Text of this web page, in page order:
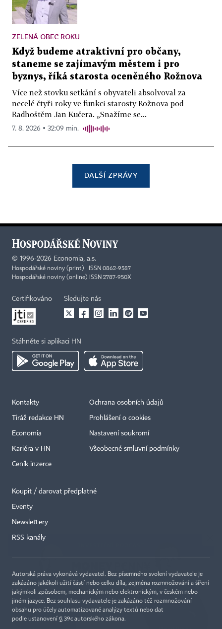
ZELENÁ OBEC ROKU
Když budeme atraktivní pro občany,
staneme se zajímavým městem i pro
byznys, říká starosta oceněného Rožnova
Více než stovku setkání s obyvateli absolvoval za
necelé čtyři roky ve funkci starosty Rožnova pod
Radhoštěm Jan Kučera. „Snažíme se...
7. 8. 2026 ▪ 32:09 min.
DALŠÍ ZPRÁVY
© 1996-2026 Economia, a.s.
Hospodářské noviny (print) ISSN 0862-9587
Hospodářské noviny (online) ISSN 2787-950X
Certifikováno Sledujte nás
Stáhněte si aplikaci HN
Kontakty
Tiráž redakce HN
Economia
Kariéra v HN
Ceník inzerce
Ochrana osobních údajů
Prohlášení o cookies
Nastavení soukromí
Všeobecné smluvní podmínky
Koupit / darovat předplatné
Eventy
Newslettery
RSS kanály
Autorská práva vykonává vydavatel. Bez písemného svolení vydavatele je
zakázáno jakékoli užití částí nebo celku díla, zejména rozmnožování a šíření
jakýmkoli způsobem, mechanickým nebo elektronickým, v českém nebo
jiném jazyce. Bez souhlasu vydavatele je zakázáno též rozmnožování
obsahu pro účely automatizované analýzy textů nebo dat
podle ustanovení § 39c autorského zákona.